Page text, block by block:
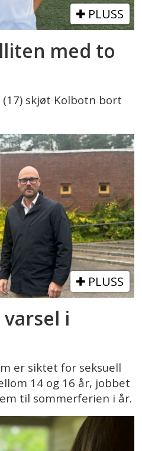
PLUSS
med to
(17) skjøt Kolbotn bort
PLUSS
i
er siktet for seksuell
14 og 16 år, jobbet
til sommerferien i år.